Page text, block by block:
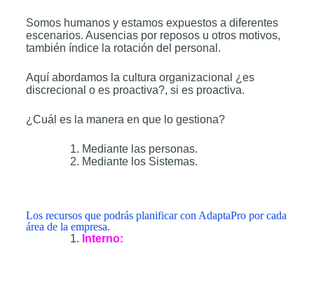
Somos humanos y estamos expuestos a diferentes
escenarios. Ausencias por reposos u otros motivos,
también índice la rotación del personal.
Aquí abordamos la cultura organizacional ¿es
discrecional o es proactiva?, si es proactiva.
¿Cuál es la manera en que lo gestiona?
Mediante las personas.
Mediante los Sistemas.
Los recursos que podrás planificar con AdaptaPro por cada
área de la empresa.
Interno: